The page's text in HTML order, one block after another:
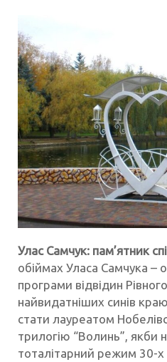
Улас Самчук: пам’ятник
обіймах Уласа Самчука –
програми відвідин
найвидатніших синів
стати лауреатом
трилогію “Волинь”, якби
тоталітарний режим 30-х